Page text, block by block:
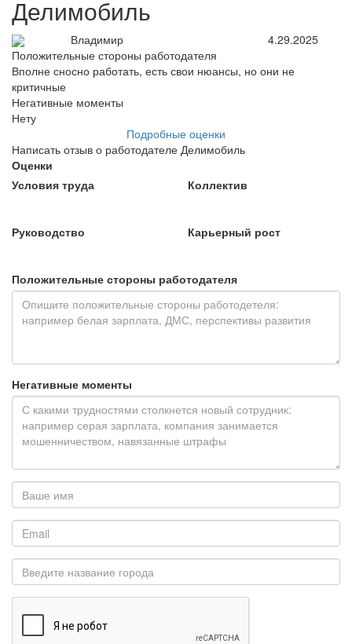
Делимобиль
Владимир
4.29.2025
Положительные стороны работодателя
Вполне сносно работать, есть свои нюансы, но они не
критичные
Негативные моменты
Нету
Подробные оценки
Написать отзыв о работодателе Делимобиль
Оценки
Условия труда
Коллектив
Руководство Карьерный рост
Положительные стороны работодателя
Негативные моменты